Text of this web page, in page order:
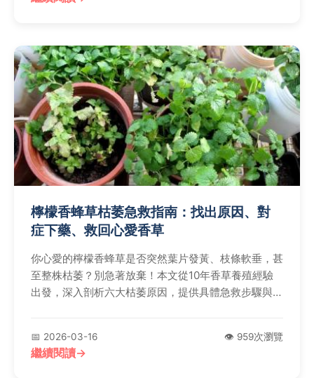
檸檬香蜂草枯萎急救指南：找出原因、對
症下藥、救回心愛香草
你心愛的檸檬香蜂草是否突然葉片發黃、枝條軟垂，甚
至整株枯萎？別急著放棄！本文從10年香草養殖經驗
出發，深入剖析六大枯萎原因，提供具體急救步驟與長
📅 2026-03-16 👁️ 959次瀏覽
繼續閱讀